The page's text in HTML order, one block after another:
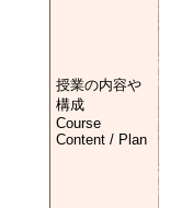
授業の内容や
構成
Course
Content / Plan